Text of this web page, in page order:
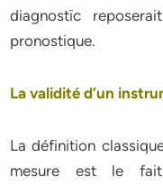
diagnostïc
pronostique.
La validité d’un
La définition
mesure est le